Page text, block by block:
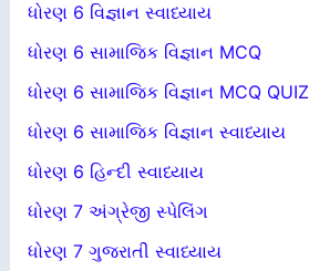
ધોરણ 6 વિજ્ઞાન સ્વાધ્યાય
ધોરણ 6 સામાજિક વિજ્ઞાન MCQ
ધોરણ 6 સામાજિક વિજ્ઞાન MCQ QUIZ
ધોરણ 6 સામાજિક વિજ્ઞાન સ્વાધ્યાય
ધોરણ 6 હિન્દી સ્વાધ્યાય
ધોરણ 7 અંગ્રેજી સ્પેલિંગ
ધોરણ 7 ગુજરાતી સ્વાધ્યાય